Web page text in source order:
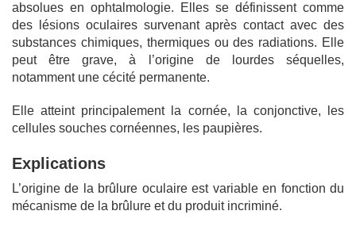
absolues en ophtalmologie. Elles se définissent comme
des lésions oculaires survenant après contact avec des
substances chimiques, thermiques ou des radiations. Elle
peut être grave, à l’origine de lourdes séquelles,
notamment une cécité permanente.
Elle atteint principalement la cornée, la conjonctive, les
cellules souches cornéennes, les paupières.
Explications
L’origine de la brûlure oculaire est variable en fonction du
mécanisme de la brûlure et du produit incriminé.